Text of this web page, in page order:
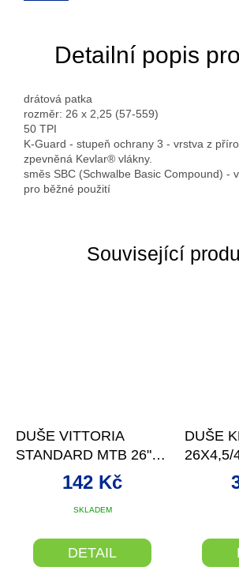
Související
DUŠE VITTORIA
STANDARD MTB 26" X
1,5/2,0 AV 48 MM
SKLADEM
142 Kč
DETAIL
DUŠE
26X4,5/
Detailní popis
drátová patka
rozměr: 26 x 2,25 (57-559)
50 TPI
K-Guard - stupeň ochrany 3 - vrstva z
zpevněná Kevlar® vlákny.
směs SBC (Schwalbe Basic Compound) -
pro běžné použití